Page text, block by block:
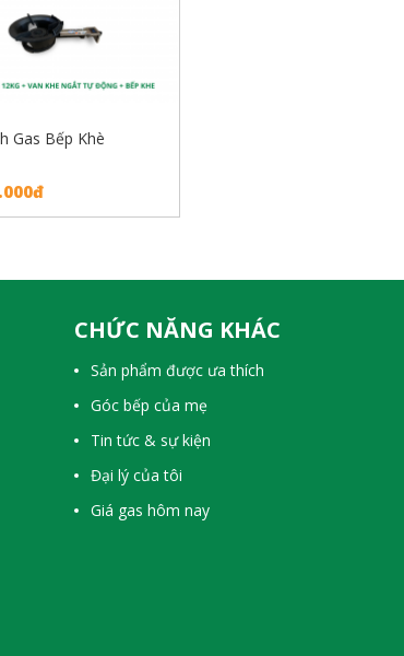
Bộ Bình Gas Bếp Khè
CHỨC NĂNG KHÁC
Sản phẩm được ưa thích
Góc bếp của mẹ
Tin tức & sự kiện
Đại lý của tôi
Giá gas hôm nay